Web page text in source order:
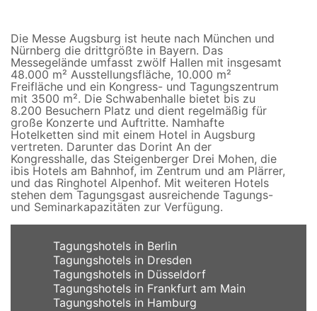
Die Messe Augsburg ist heute nach München und
Nürnberg die drittgrößte in Bayern. Das
Messegelände umfasst zwölf Hallen mit insgesamt
48.000 m² Ausstellungsfläche, 10.000 m²
Freifläche und ein Kongress- und Tagungszentrum
mit 3500 m². Die Schwabenhalle bietet bis zu
8.200 Besuchern Platz und dient regelmäßig für
große Konzerte und Auftritte. Namhafte
Hotelketten sind mit einem Hotel in Augsburg
vertreten. Darunter das Dorint An der
Kongresshalle, das Steigenberger Drei Mohen, die
ibis Hotels am Bahnhof, im Zentrum und am Plärrer,
und das Ringhotel Alpenhof. Mit weiteren Hotels
stehen dem Tagungsgast ausreichende Tagungs-
und Seminarkapazitäten zur Verfügung.
Tagungshotels in Berlin
Tagungshotels in Dresden
Tagungshotels in Düsseldorf
Tagungshotels in Frankfurt am Main
Tagungshotels in Hamburg